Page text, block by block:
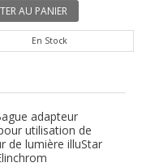
AU PANIER
En Stock
adapteur
utilisation de
de lumière illuStar